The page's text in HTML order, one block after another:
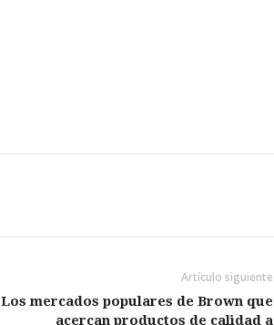
Artículo siguiente
Los mercados populares de Brown que
acercan productos de calidad a